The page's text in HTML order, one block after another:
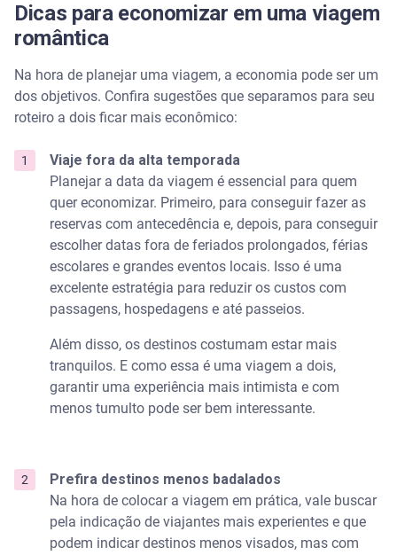
Dicas para economizar em uma viagem
romântica
Na hora de planejar uma viagem, a economia pode ser um
dos objetivos. Confira sugestões que separamos para seu
roteiro a dois ficar mais econômico:
Viaje fora da alta temporada
Planejar a data da viagem é essencial para quem
quer economizar. Primeiro, para conseguir fazer as
reservas com antecedência e, depois, para conseguir
escolher datas fora de feriados prolongados, férias
escolares e grandes eventos locais. Isso é uma
excelente estratégia para reduzir os custos com
passagens, hospedagens e até passeios.
Além disso, os destinos costumam estar mais
tranquilos. E como essa é uma viagem a dois,
garantir uma experiência mais intimista e com
menos tumulto pode ser bem interessante.
Prefira destinos menos badalados
Na hora de colocar a viagem em prática, vale buscar
pela indicação de viajantes mais experientes e que
podem indicar destinos menos visados, mas com